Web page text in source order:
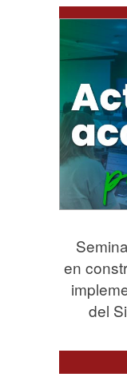
en
del